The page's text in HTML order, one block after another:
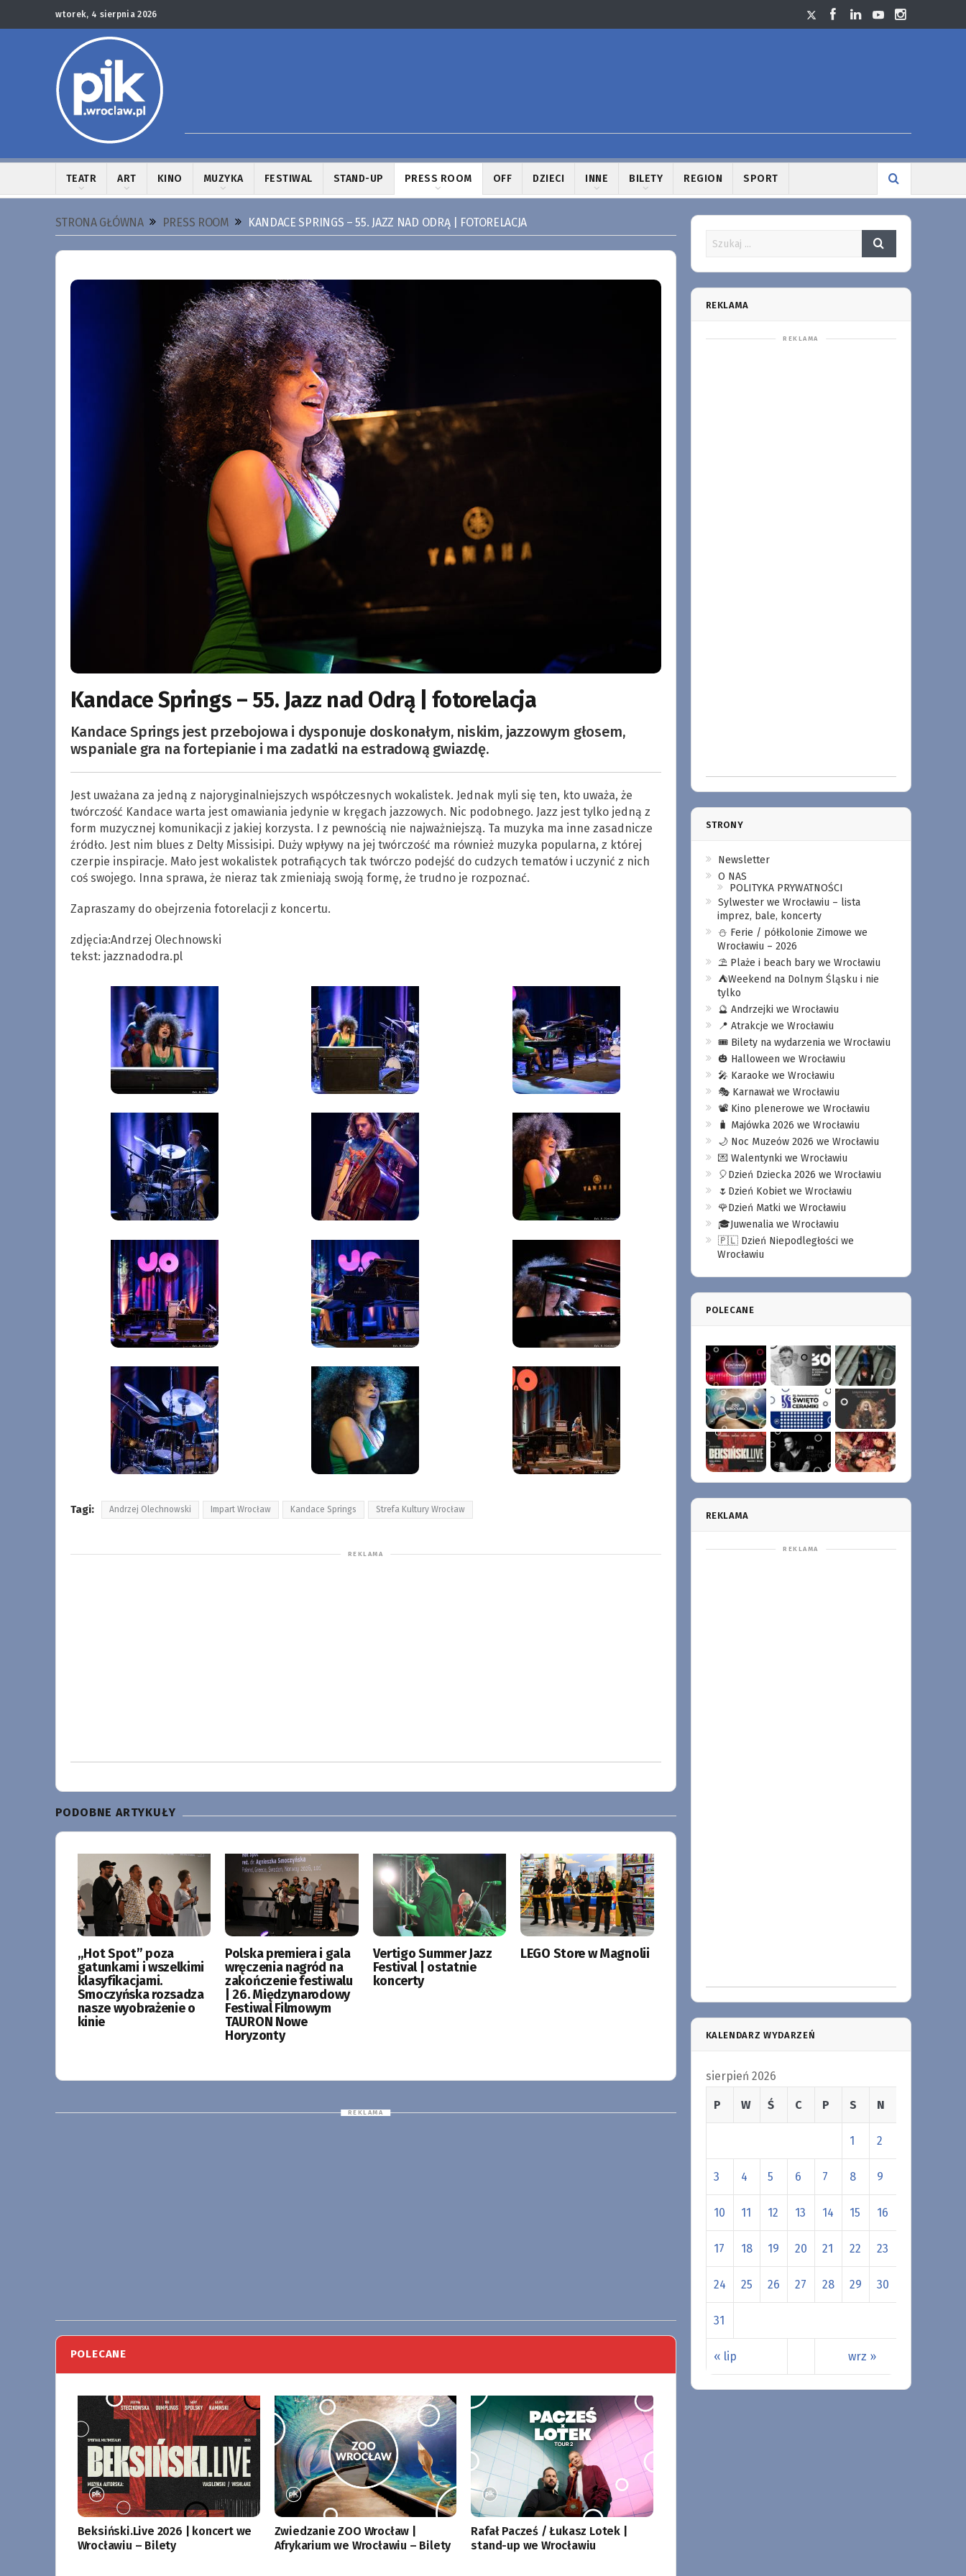
wtorek, 4 sierpnia 2026
TEATR ART KINO MUZYKA FESTIWAL STAND-UP PRESS ROOM OFF DZIECI INNE BILETY REGION SPORT
STRONA GŁÓWNA PRESS ROOM KANDACE SPRINGS – 55. JAZZ NAD ODRĄ | FOTORELACJA
Kandace Springs – 55. Jazz nad Odrą | fotorelacja
Kandace Springs jest przebojowa i dysponuje doskonałym, niskim, jazzowym głosem,
wspaniale gra na fortepianie i ma zadatki na estradową gwiazdę.
Jest uważana za jedną z najoryginalniejszych współczesnych wokalistek. Jednak myli się ten, kto uważa, że
twórczość Kandace warta jest omawiania jedynie w kręgach jazzowych. Nic podobnego. Jazz jest tylko jedną z
form muzycznej komunikacji z jakiej korzysta. I z pewnością nie najważniejszą. Ta muzyka ma inne zasadnicze
źródło. Jest nim blues z Delty Missisipi. Duży wpływy na jej twórczość ma również muzyka popularna, z której
czerpie inspiracje. Mało jest wokalistek potrafiących tak twórczo podejść do cudzych tematów i uczynić z nich
coś swojego. Inna sprawa, że nieraz tak zmieniają swoją formę, że trudno je rozpoznać.
Zapraszamy do obejrzenia fotorelacji z koncertu.
zdjęcia:Andrzej Olechnowski
tekst: jazznadodra.pl
Tagi: Andrzej Olechnowski Impart Wrocław Kandace Springs Strefa Kultury Wrocław
PODOBNE ARTYKUŁY
„Hot Spot” poza
gatunkami i wszelkimi
klasyfikacjami.
Smoczyńska rozsadza
nasze wyobrażenie o
kinie
Polska premiera i gala
wręczenia nagród na
zakończenie festiwalu
| 26. Międzynarodowy
Festiwal Filmowym
TAURON Nowe
Horyzonty
Vertigo Summer Jazz
Festival | ostatnie
koncerty
LEGO Store w Magnolii
POLECANE
Beksiński.Live 2026 | koncert we
Wrocławiu – Bilety
Zwiedzanie ZOO Wrocław |
Afrykarium we Wrocławiu – Bilety
Rafał Pacześ / Łukasz Lotek |
stand-up we Wrocławiu
REKLAMA
STRONY
Newsletter
O NAS
POLITYKA PRYWATNOŚCI
Sylwester we Wrocławiu – lista
imprez, bale, koncerty
⛄️ Ferie / półkolonie Zimowe we
Wrocławiu – 2026
⛱️ Plaże i beach bary we Wrocławiu
⛺️Weekend na Dolnym Śląsku i nie
tylko
🔮 Andrzejki we Wrocławiu
📍 Atrakcje we Wrocławiu
🎟️ Bilety na wydarzenia we Wrocławiu
🎃 Halloween we Wrocławiu
🎤 Karaoke we Wrocławiu
🎭 Karnawał we Wrocławiu
📽️ Kino plenerowe we Wrocławiu
🧳 Majówka 2026 we Wrocławiu
🌙 Noc Muzeów 2026 we Wrocławiu
💌 Walentynki we Wrocławiu
🎈Dzień Dziecka 2026 we Wrocławiu
🌷Dzień Kobiet we Wrocławiu
🌹Dzień Matki we Wrocławiu
🎓Juwenalia we Wrocławiu
🇵🇱 Dzień Niepodległości we
Wrocławiu
POLECANE
REKLAMA
KALENDARZ WYDARZEŃ
sierpień 2026
P W Ś C P S N
« lip wrz »
1 2
3 4 5 6 7 8 9
10 11 12 13 14 15 16
17 18 19 20 21 22 23
24 25 26 27 28 29 30
31